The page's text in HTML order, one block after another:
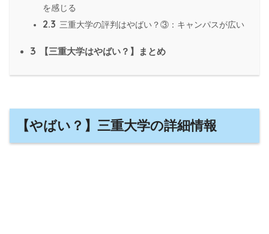
を感じる
2.3 三重大学の評判はやばい？③：キャンパスが広い
3 【三重大学はやばい？】まとめ
【やばい？】三重大学の詳細情報